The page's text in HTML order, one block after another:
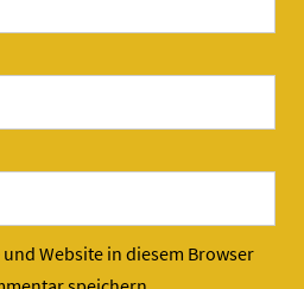
und Website in diesem Browser